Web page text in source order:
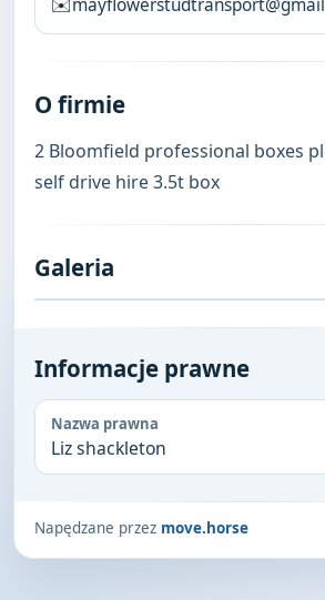
O firmie
2 Bloomfield professional boxes
self drive hire 3.5t box
Galeria
Informacje prawne
Nazwa prawna
Liz shackleton
Napędzane przez move.horse